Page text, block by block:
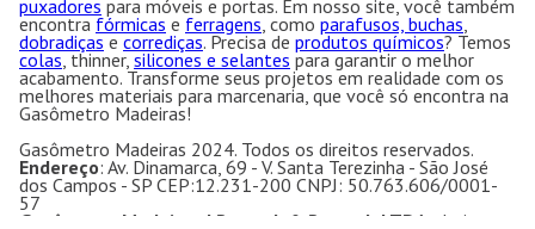
puxadores para móveis e portas. Em nosso site, você também
encontra fórmicas e ferragens, como parafusos, buchas,
dobradiças e corrediças. Precisa de produtos químicos? Temos
colas, thinner, silicones e selantes para garantir o melhor
acabamento. Transforme seus projetos em realidade com os
melhores materiais para marcenaria, que você só encontra na
Gasômetro Madeiras!
Gasômetro Madeiras 2024. Todos os direitos reservados.
Endereço: Av. Dinamarca, 69 - V. Santa Terezinha - São José
dos Campos - SP CEP:12.231-200 CNPJ: 50.763.606/0001-
57
Gasômetro Madeiras | Ramuth & Ramuth LTDA - Loja